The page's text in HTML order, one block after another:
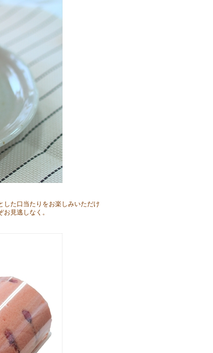
した口当たりをお楽しみいただけ
見逃しなく。